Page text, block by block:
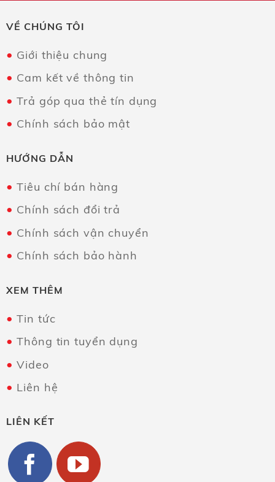
VỀ CHÚNG TÔI
Giới thiệu chung
Cam kết về thông tin
Trả góp qua thẻ tín dụng
Chính sách bảo mật
HƯỚNG DẪN
Tiêu chí bán hàng
Chính sách đổi trả
Chính sách vận chuyển
Chính sách bảo hành
XEM THÊM
Tin tức
Thông tin tuyển dụng
Video
Liên hệ
LIÊN KẾT